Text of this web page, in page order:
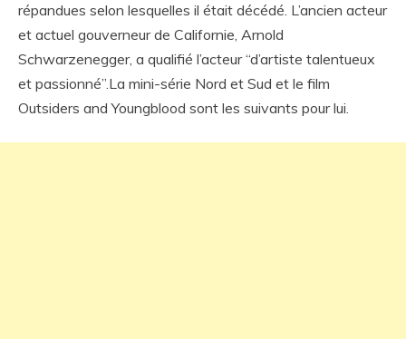
répandues selon lesquelles il était décédé. L’ancien acteur
et actuel gouverneur de Californie, Arnold
Schwarzenegger, a qualifié l’acteur “d’artiste talentueux
et passionné”.La mini-série Nord et Sud et le film
Outsiders and Youngblood sont les suivants pour lui.